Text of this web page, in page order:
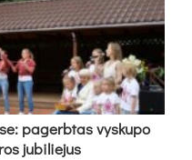
pa­gerb­tas vys­ku­po
ju­bi­lie­jus